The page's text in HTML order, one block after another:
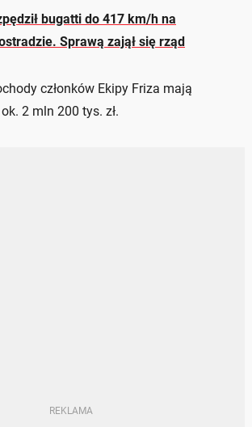
bugatti do 417 km/h na
Sprawą zajął się rząd
członków Ekipy Friza mają
2 mln 200 tys. zł.